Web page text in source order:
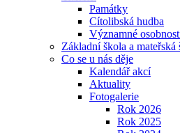
Památky
Cítolibská hudba
Významné
Základní škola a
Co se u nás děje
Kalendář akcí
Aktuality
Fotogalerie
Rok 2026
Rok 2025